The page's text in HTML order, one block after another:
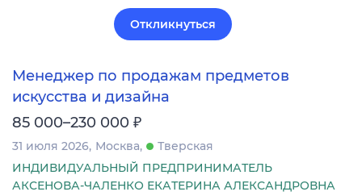
Откликнуться
Менеджер по продажам предметов
искусства и дизайна
85 000–230 000 ₽
31 июля 2026 Москва
Тверская
ИНДИВИДУАЛЬНЫЙ ПРЕДПРИНИМАТЕЛЬ
АКСЕНОВА-ЧАЛЕНКО ЕКАТЕРИНА АЛЕКСАНДРОВНА